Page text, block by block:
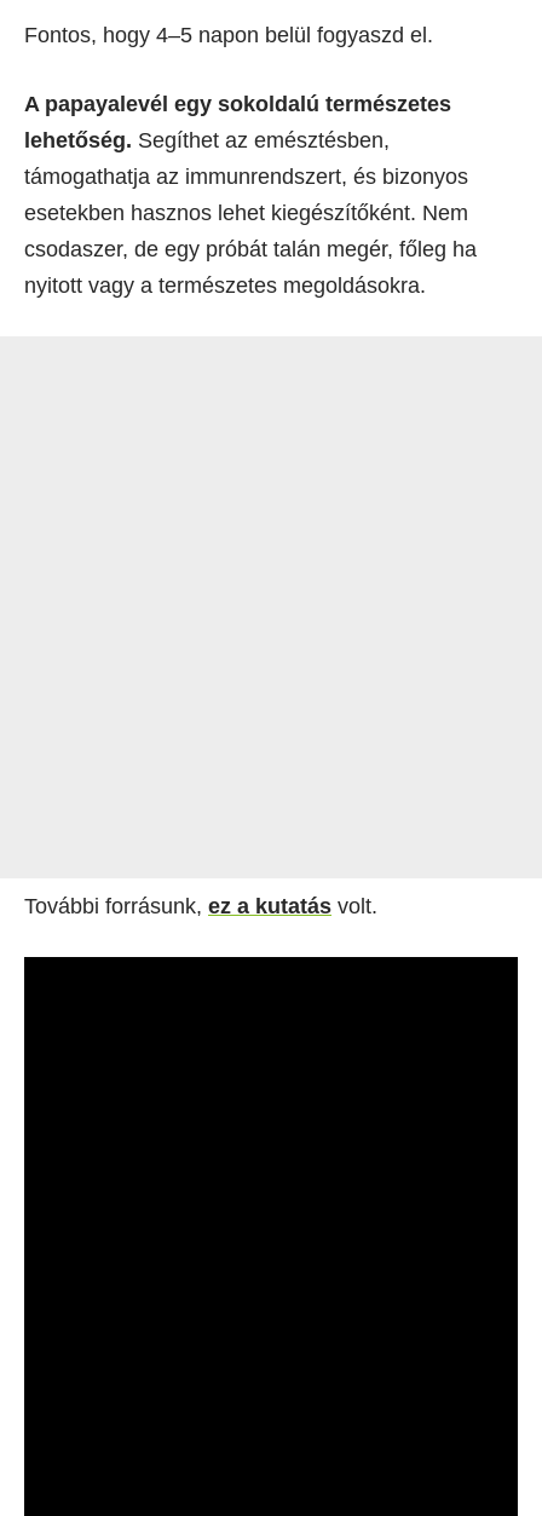
Fontos, hogy 4–5 napon belül fogyaszd el.
A papayalevél egy sokoldalú természetes
lehetőség. Segíthet az emésztésben,
támogathatja az immunrendszert, és bizonyos
esetekben hasznos lehet kiegészítőként. Nem
csodaszer, de egy próbát talán megér, főleg ha
nyitott vagy a természetes megoldásokra.
További forrásunk, ez a kutatás volt.